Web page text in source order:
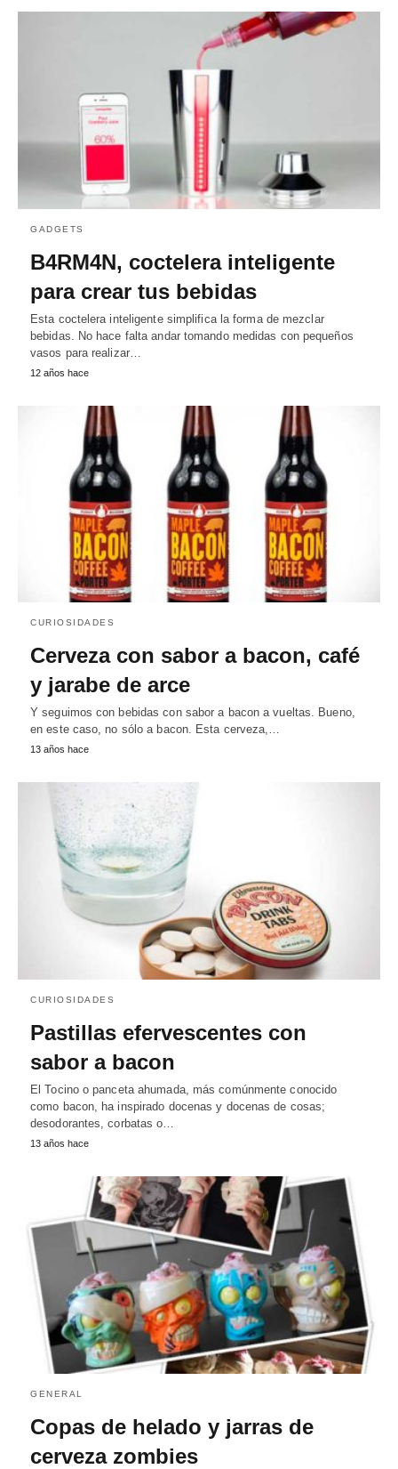
GADGETS
B4RM4N, coctelera inteligente
para crear tus bebidas
Esta coctelera inteligente simplifica la forma de mezclar
bebidas. No hace falta andar tomando medidas con pequeños
vasos para realizar…
12 años hace
CURIOSIDADES
Cerveza con sabor a bacon, café
y jarabe de arce
Y seguimos con bebidas con sabor a bacon a vueltas. Bueno,
en este caso, no sólo a bacon. Esta cerveza,…
13 años hace
CURIOSIDADES
Pastillas efervescentes con
sabor a bacon
El Tocino o panceta ahumada, más comúnmente conocido
como bacon, ha inspirado docenas y docenas de cosas;
desodorantes, corbatas o…
13 años hace
GENERAL
Copas de helado y jarras de
cerveza zombies